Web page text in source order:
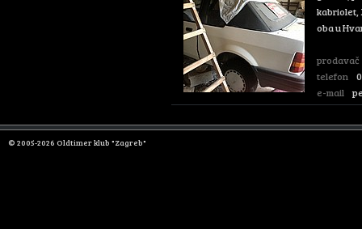
kabriolet,
oba u
prodavač
telefon
e-mail
© 2005-2026 Oldtimer klub "Zagreb"